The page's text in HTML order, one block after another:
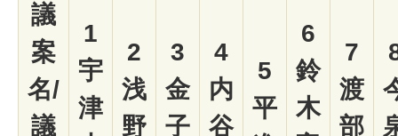
議
案
名/
議
1
宇
津
2
浅
野
3
金
子
4
内
谷
5
平
6
鈴
木
7
渡
部